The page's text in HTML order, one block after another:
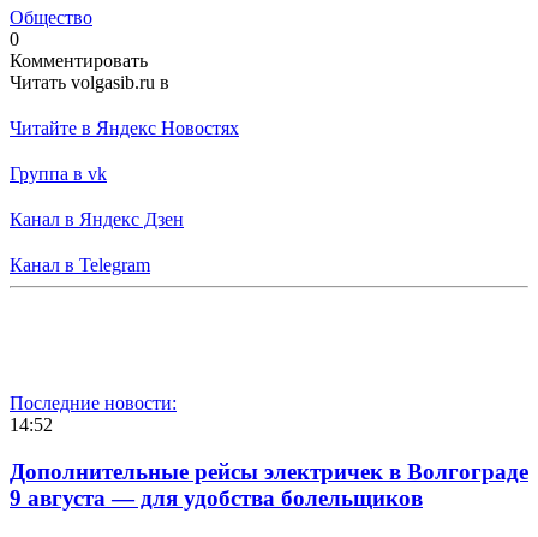
Общество
0
Комментировать
Читать volgasib.ru в
Читайте в Яндекс Новостях
Группа в vk
Канал в Яндекс Дзен
Канал в Telegram
Последние новости:
14:52
Дополнительные рейсы электричек в Волгограде
9 августа — для удобства болельщиков